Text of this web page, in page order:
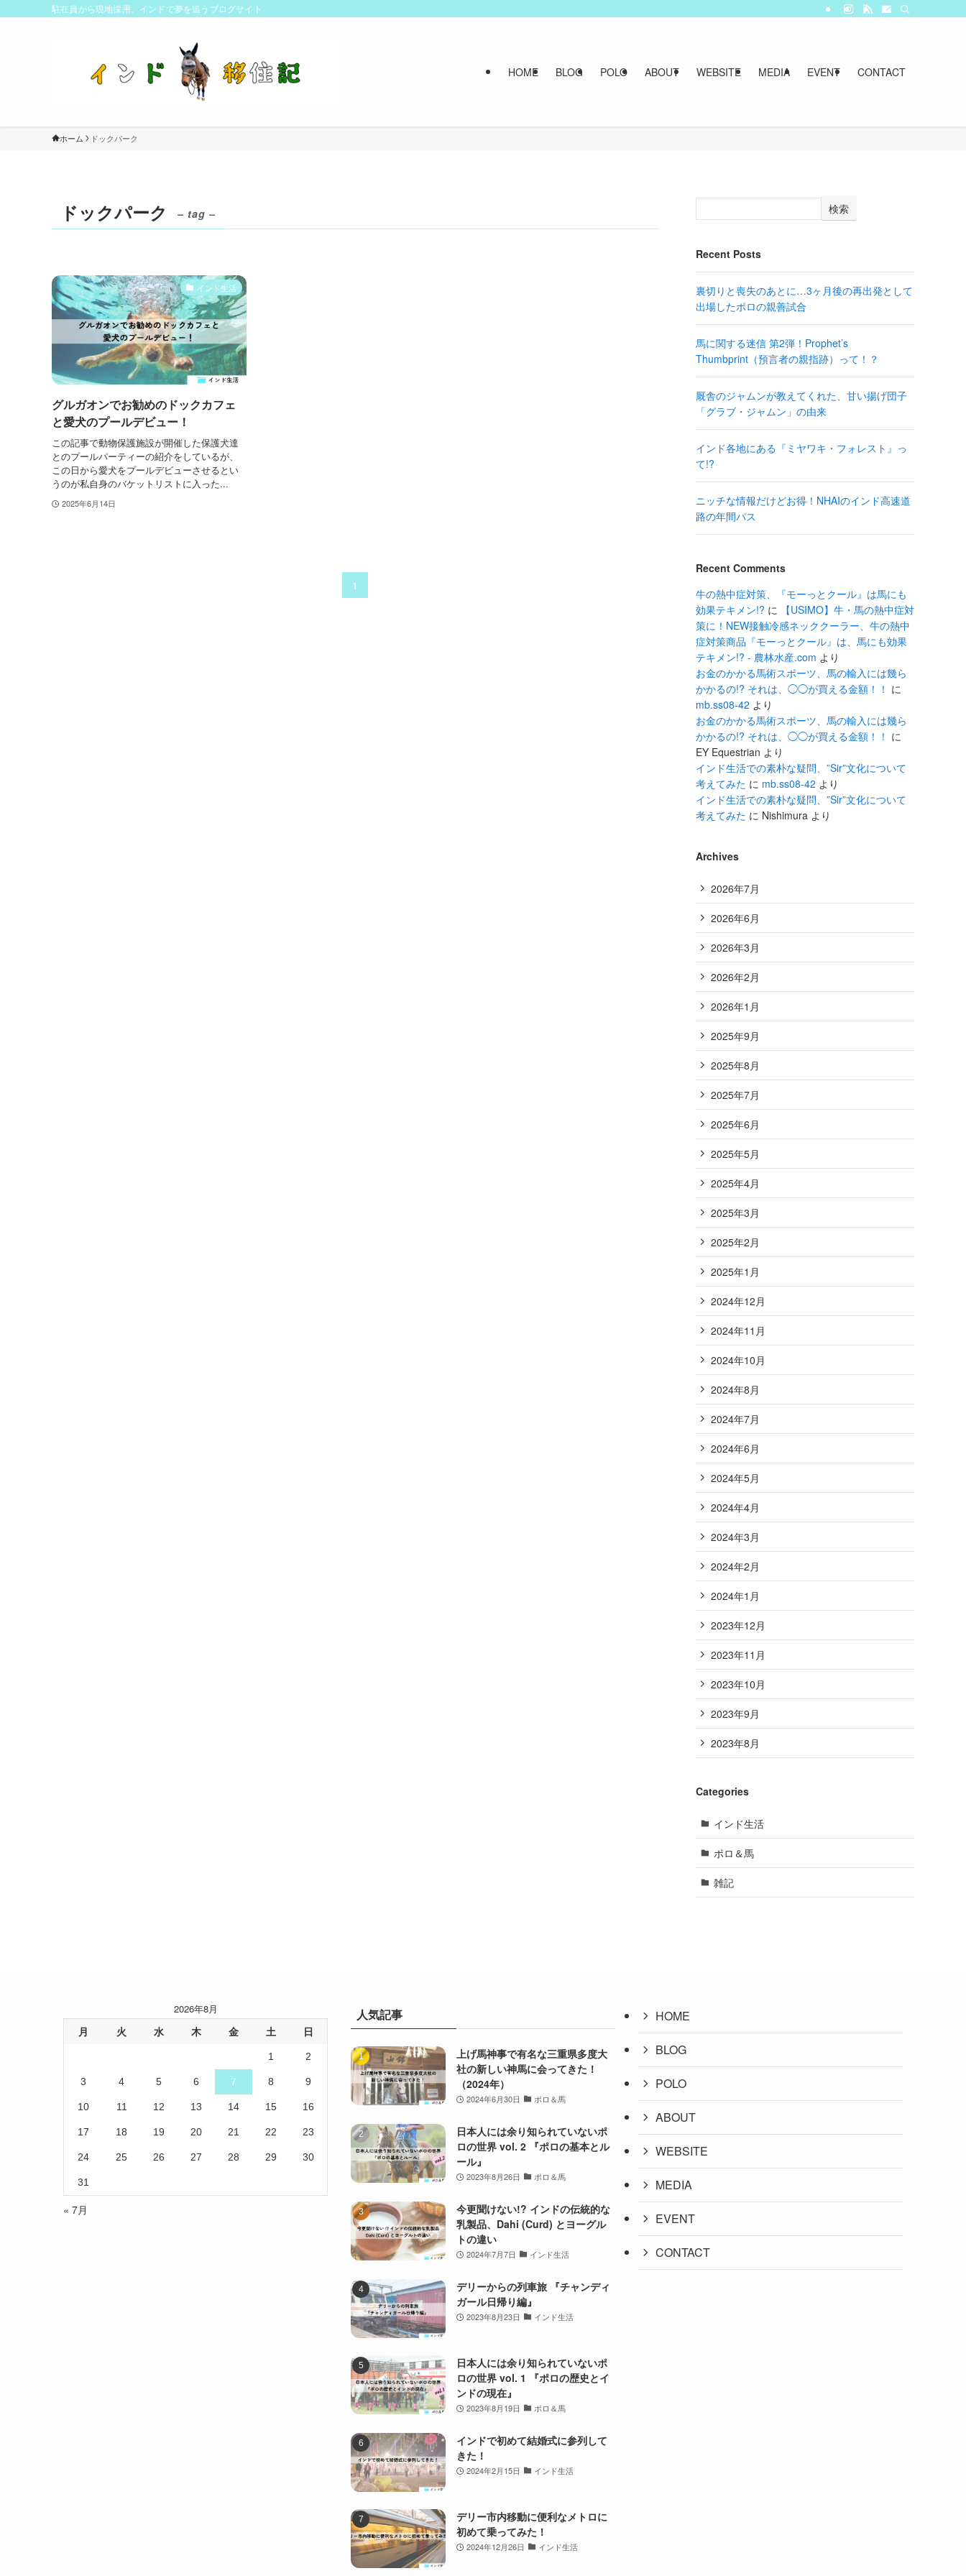
駐在員から現地採用、インドで夢を追うブログサイト
HOME BLOG POLO ABOUT WEBSITE MEDIA EVENT CONTACT
ホーム ドックパーク
ドックパーク – tag –
インド生活
グルガオンでお勧めのドックカフェ
と愛犬のプールデビュー！
この記事で動物保護施設が開催した保護犬達
とのプールパーティーの紹介をしているが、
この日から愛犬をプールデビューさせるとい
うのが私自身のバケットリストに入った...
2025年6月14日
1
検索
Recent Posts
裏切りと喪失のあとに…3ヶ月後の再出発として
出場したポロの親善試合
馬に関する迷信 第2弾！Prophet’s
Thumbprint（預言者の親指跡）って！？
厩舎のジャムンが教えてくれた、甘い揚げ団子
「グラブ・ジャムン」の由来
インド各地にある『ミヤワキ・フォレスト』っ
て!?
ニッチな情報だけどお得！NHAIのインド高速道
路の年間パス
Recent Comments
牛の熱中症対策、『モーっとクール』は馬にも
効果テキメン!? に
【USIMO】牛・馬の熱中症対
策に！NEW接触冷感ネッククーラー、牛の熱中
症対策商品『モーっとクール』は、馬にも効果
テキメン!? - 農林水産.com より
お金のかかる馬術スポーツ、馬の輸入には幾ら
かかるの!? それは、◯◯が買える金額！！ に
mb.ss08-42 より
お金のかかる馬術スポーツ、馬の輸入には幾ら
かかるの!? それは、◯◯が買える金額！！ に
EY Equestrian より
インド生活での素朴な疑問、”Sir”文化について
考えてみた に mb.ss08-42 より
インド生活での素朴な疑問、”Sir”文化について
考えてみた に Nishimura より
Archives
2026年7月
2026年6月
2026年3月
2026年2月
2026年1月
2025年9月
2025年8月
2025年7月
2025年6月
2025年5月
2025年4月
2025年3月
2025年2月
2025年1月
2024年12月
2024年11月
2024年10月
2024年8月
2024年7月
2024年6月
2024年5月
2024年4月
2024年3月
2024年2月
2024年1月
2023年12月
2023年11月
2023年10月
2023年9月
2023年8月
Categories
インド生活
ポロ＆馬
雑記
2026年8月
月 火 水 木 金 土 日
1 2
3 4 5 6 7 8 9
10 11 12 13 14 15 16
17 18 19 20 21 22 23
24 25 26 27 28 29 30
31
« 7月
人気記事
上げ馬神事で有名な三重県多度大
社の新しい神馬に会ってきた！
（2024年）
2024年6月30日 ポロ＆馬
日本人には余り知られていないポ
ロの世界 vol. 2 『ポロの基本とル
ール』
2023年8月26日 ポロ＆馬
今更聞けない!? インドの伝統的な
乳製品、Dahi (Curd) とヨーグル
トの違い
2024年7月7日 インド生活
デリーからの列車旅 『チャンディ
ガール日帰り編』
2023年8月23日 インド生活
日本人には余り知られていないポ
ロの世界 vol. 1 『ポロの歴史とイ
ンドの現在』
2023年8月19日 ポロ＆馬
インドで初めて結婚式に参列して
きた！
2024年2月15日 インド生活
デリー市内移動に便利なメトロに
初めて乗ってみた！
2024年12月26日 インド生活
HOME
BLOG
POLO
ABOUT
WEBSITE
MEDIA
EVENT
CONTACT